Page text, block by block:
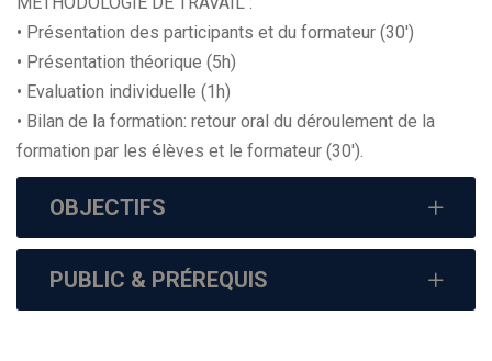
• Présentation des participants et du formateur (30')
• Présentation théorique (5h)
• Evaluation individuelle (1h)
• Bilan de la formation: retour oral du déroulement de la
formation par les élèves et le formateur (30').
OBJECTIFS
PUBLIC & PRÉREQUIS